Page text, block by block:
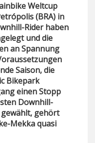
Weltcup
(BRA) in
Rider haben
und die
an Spannung
Saison, die
Bikepark
einen Stopp
Downhill-
gewählt, gehört
Mekka quasi